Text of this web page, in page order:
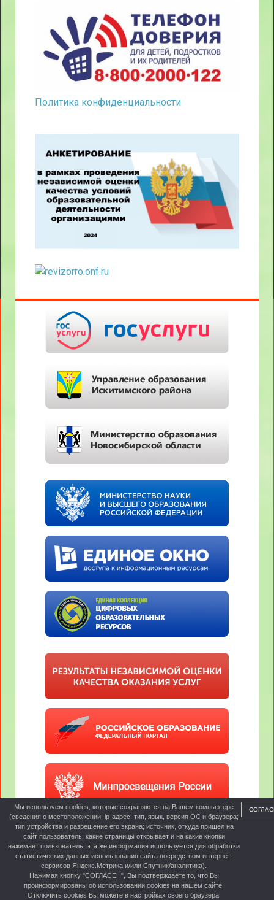
Политика конфиденциальности
Мы используем cookies, которые сохраняются на Вашем компьютере
(сведения о местоположении; ip-адрес; тип, язык, версия ОС и браузера;
тип устройства и разрешение его экрана; источник, откуда пришел на
сайт пользователь; какие страницы открывает и на какие кнопки
нажимает пользователь; эта же информация используется для обработки
статистических данных использования сайта посредством интернет-
сервисов Яндекс.Метрика и/или Спутник/аналитика).
Нажимая кнопку "СОГЛАСЕН", Вы подтверждаете то, что Вы
проинформированы об использовании cookies на нашем сайте.
Отключить cookies Вы можете в настройках своего браузера.